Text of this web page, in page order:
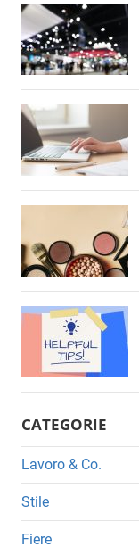
CATEGORIE
Lavoro & Co.
Stile
Fiere